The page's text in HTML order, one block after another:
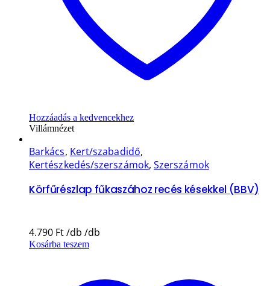
Hozzáadás a kedvencekhez
Villámnézet
Barkács, Kert/szabadidő,
Kertészkedés/szerszámok,Szerszámok
Körfűrészlap fűkaszához recés késekkel (BBV)
4.790 Ft
Kosárba teszem